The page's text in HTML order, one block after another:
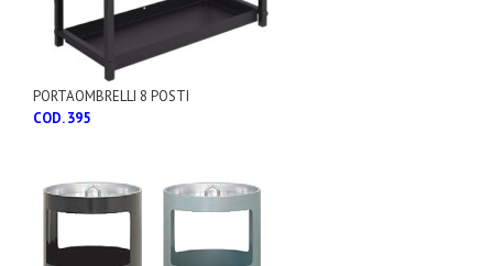
PORTAOMBRELLI 8 POSTI
COD. 395